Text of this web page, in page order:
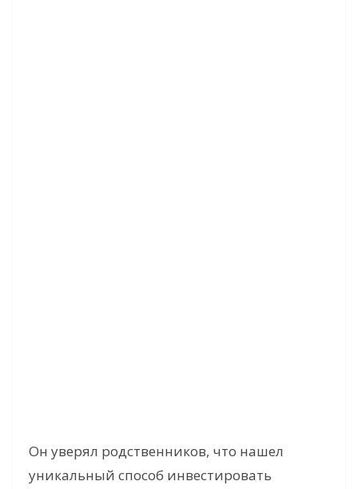
Он уверял родственников, что нашел
уникальный способ инвестировать